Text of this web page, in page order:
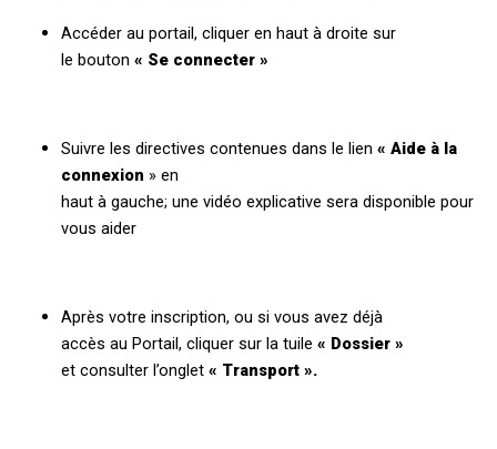
Accéder au portail, cliquer en haut à droite sur
le bouton « Se connecter »
Suivre les directives contenues dans le lien « Aide à la
connexion » en
haut à gauche; une vidéo explicative sera disponible pour
vous aider
Après votre inscription, ou si vous avez déjà
accès au Portail, cliquer sur la tuile « Dossier »
et consulter l’onglet « Transport ».